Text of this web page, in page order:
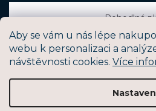
Aby se vám u nás lépe
webu k personalizaci a
návštěvnosti cookies. Více
Pohodlná